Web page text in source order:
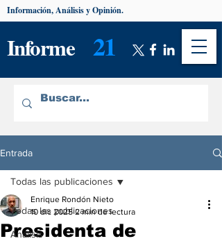
Informe 21
Información, Análisis y Opinión.
Entrada
Todas las publicaciones
Análisis
Todas las publicaciones
Presidenta de
Enrique Rondón Nieto
10 dic 2025 2 min de lectura